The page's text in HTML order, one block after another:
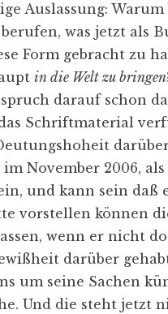
Auslassung:
was jetzt als
Form gebracht zu
in die Welt zu
darauf schon
Schriftmaterial
November 2006, als
und kann sein daß
vorstellen können
wenn er nicht
darüber
um seine Sachen
Und die steht jetzt